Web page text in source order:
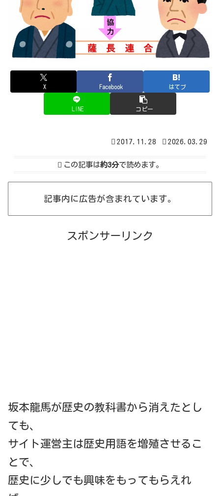
X Facebook はてブ
LINE コピー
2017.11.28 2026.03.29
この記事は約3分で読めます。
記事内に広告が含まれています。
スポンサーリンク
坂本龍馬が歴史の教科書から消えたとし
ても、
サイト運営主は歴史用語を増殖させるこ
とで、
歴史に少しでも興味をもってもらえれ